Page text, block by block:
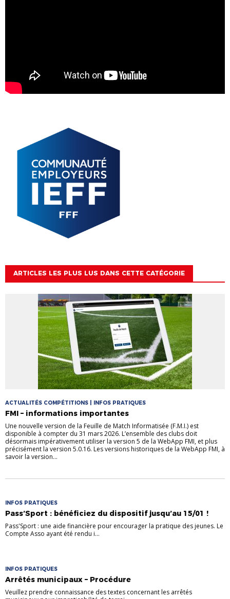
ARTICLES LES PLUS LUS DANS CETTE CATÉGORIE
ACTUALITÉS COMPÉTITIONS | INFOS PRATIQUES
FMI – informations importantes
Une nouvelle version de la Feuille de Match Informatisée (F.M.I.) est
disponible à compter du 31 mars 2026. L’ensemble des clubs doit
désormais impérativement utiliser la version 5 de la WebApp FMI, et plus
précisément la version 5.0.16. Les versions historiques de la WebApp FMI, à
savoir la version...
INFOS PRATIQUES
Pass’Sport : bénéficiez du dispositif jusqu’au 15/01 !
Pass'Sport : une aide financière pour encourager la pratique des jeunes. Le
Compte Asso ayant été rendu i...
INFOS PRATIQUES
Arrêtés municipaux – Procédure
Veuillez prendre connaissance des textes concernant les arrêtés